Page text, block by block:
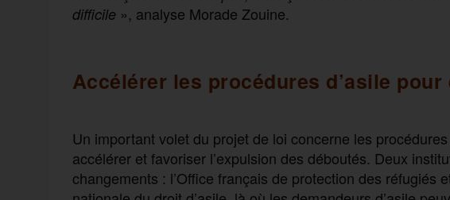
difficile», analyse Morade Zouine.
Accélérer les procédures d’asile
Un important volet du projet de loi concerne les
accélérer et favoriser l’expulsion des déboutés. Deux
changements : l’Office français de protection des réfugiés